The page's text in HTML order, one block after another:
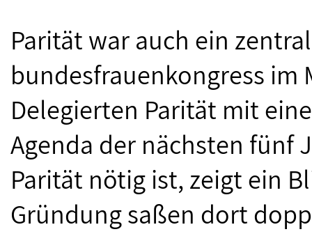
Parität war auch ein
bundesfrauenkongress im
Delegierten Parität mit
Agenda der nächsten fünf
Parität nötig ist, zeigt ein
Gründung saßen dort